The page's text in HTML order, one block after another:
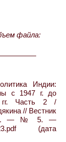
файла:
Индии:
с 1947 г. до
гг. Часть 2 /
// Вестник
15. — № 5. —
(дата